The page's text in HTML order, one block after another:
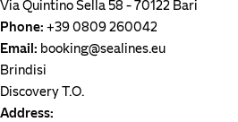
Via Quintino Sella 58 - 70122 Bari
Phone: +39 0809 260042
Email: booking@sealines.eu
Brindisi
Discovery T.O.
Address: